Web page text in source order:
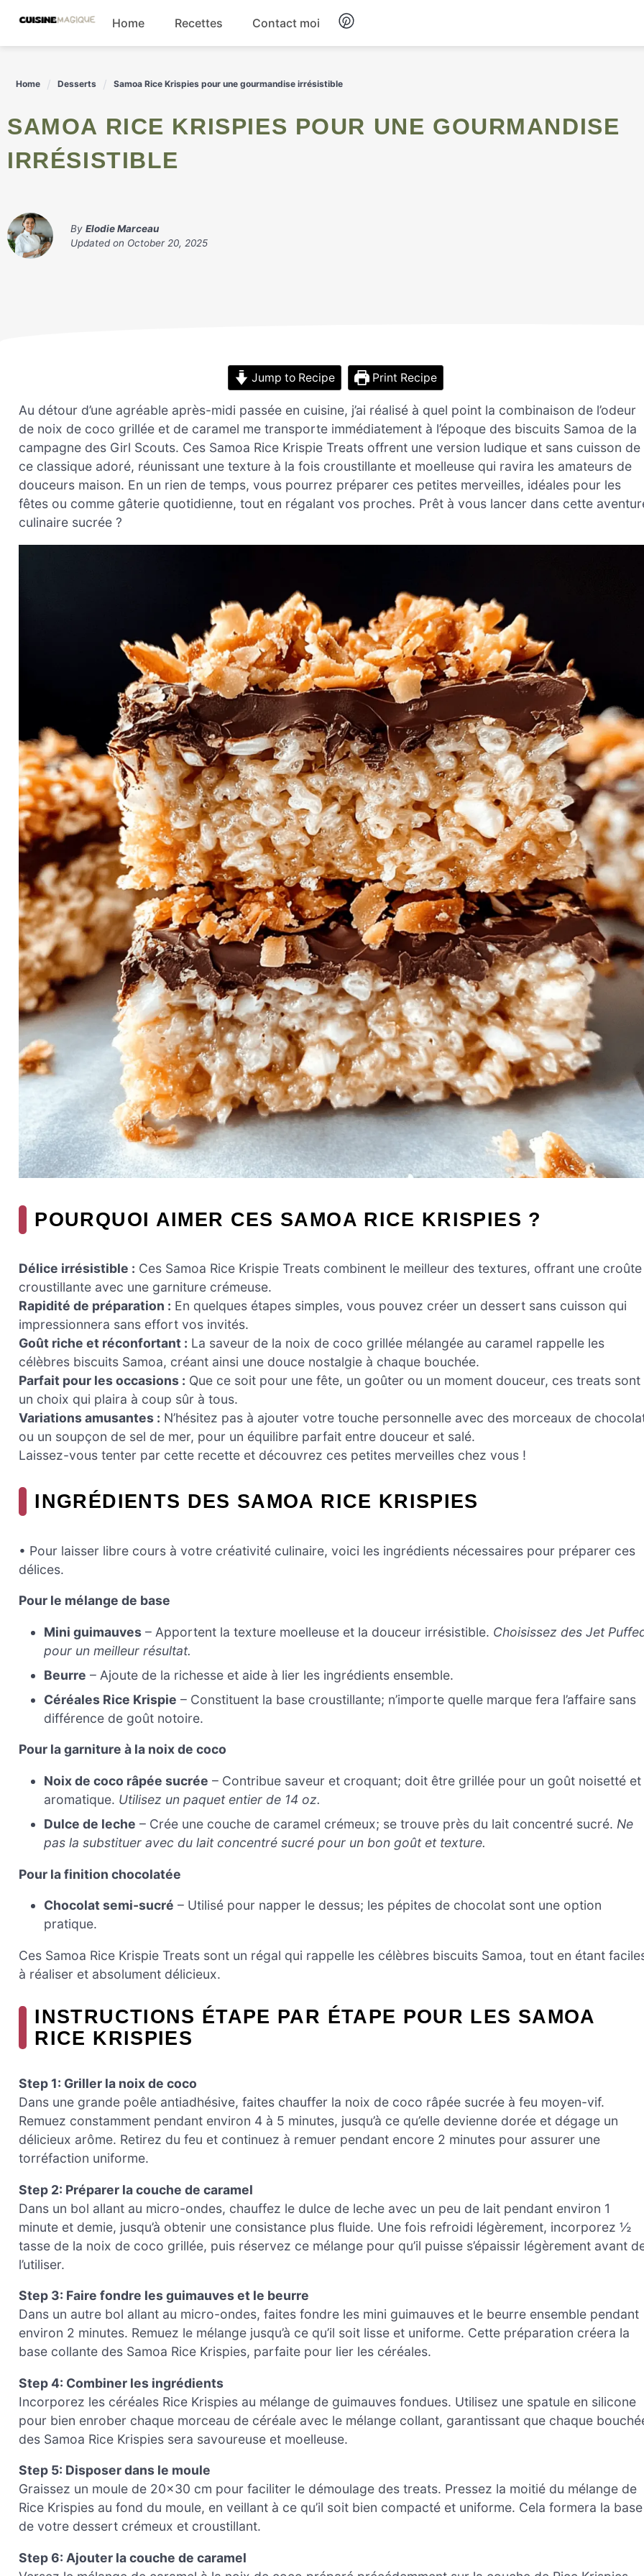
content
Home Recettes Contact moi
Home Desserts Samoa Rice Krispies pour une gourmandise irrésistible
SAMOA RICE KRISPIES POUR UNE GOURMANDISE
IRRÉSISTIBLE
By Elodie Marceau
Updated on October 20, 2025
Jump to Recipe Print Recipe
Au détour d’une agréable après-midi passée en cuisine, j’ai réalisé à quel point la combinaison de l’odeur
de noix de coco grillée et de caramel me transporte immédiatement à l’époque des biscuits Samoa de la
campagne des Girl Scouts. Ces Samoa Rice Krispie Treats offrent une version ludique et sans cuisson de
ce classique adoré, réunissant une texture à la fois croustillante et moelleuse qui ravira les amateurs de
douceurs maison. En un rien de temps, vous pourrez préparer ces petites merveilles, idéales pour les
fêtes ou comme gâterie quotidienne, tout en régalant vos proches. Prêt à vous lancer dans cette
culinaire sucrée ?
POURQUOI AIMER CES SAMOA RICE KRISPIES ?
Délice irrésistible : Ces Samoa Rice Krispie Treats combinent le meilleur des textures, offrant une croûte
croustillante avec une garniture crémeuse.
Rapidité de préparation : En quelques étapes simples, vous pouvez créer un dessert sans cuisson qui
impressionnera sans effort vos invités.
Goût riche et réconfortant : La saveur de la noix de coco grillée mélangée au caramel rappelle les
célèbres biscuits Samoa, créant ainsi une douce nostalgie à chaque bouchée.
Parfait pour les occasions : Que ce soit pour une fête, un goûter ou un moment douceur, ces treats sont
un choix qui plaira à coup sûr à tous.
Variations amusantes : N’hésitez pas à ajouter votre touche personnelle avec des morceaux de
ou un soupçon de sel de mer, pour un équilibre parfait entre douceur et salé.
Laissez-vous tenter par cette recette et découvrez ces petites merveilles chez vous !
INGRÉDIENTS DES SAMOA RICE KRISPIES
• Pour laisser libre cours à votre créativité culinaire, voici les ingrédients nécessaires pour préparer ces
délices.
Pour le mélange de base
Mini guimauves – Apportent la texture moelleuse et la douceur irrésistible. Choisissez des Jet
pour un meilleur résultat.
Beurre – Ajoute de la richesse et aide à lier les ingrédients ensemble.
Céréales Rice Krispie – Constituent la base croustillante; n’importe quelle marque fera l’affaire sans
différence de goût notoire.
Pour la garniture à la noix de coco
Noix de coco râpée sucrée – Contribue saveur et croquant; doit être grillée pour un goût noisetté et
aromatique. Utilisez un paquet entier de 14 oz.
Dulce de leche – Crée une couche de caramel crémeux; se trouve près du lait concentré sucré. Ne
pas la substituer avec du lait concentré sucré pour un bon goût et texture.
Pour la finition chocolatée
Chocolat semi-sucré – Utilisé pour napper le dessus; les pépites de chocolat sont une option
pratique.
Ces Samoa Rice Krispie Treats sont un régal qui rappelle les célèbres biscuits Samoa, tout en étant
à réaliser et absolument délicieux.
INSTRUCTIONS ÉTAPE PAR ÉTAPE POUR LES SAMOA
RICE KRISPIES
Step 1: Griller la noix de coco
Dans une grande poêle antiadhésive, faites chauffer la noix de coco râpée sucrée à feu moyen-vif.
Remuez constamment pendant environ 4 à 5 minutes, jusqu’à ce qu’elle devienne dorée et dégage un
délicieux arôme. Retirez du feu et continuez à remuer pendant encore 2 minutes pour assurer une
torréfaction uniforme.
Step 2: Préparer la couche de caramel
Dans un bol allant au micro-ondes, chauffez le dulce de leche avec un peu de lait pendant environ 1
minute et demie, jusqu’à obtenir une consistance plus fluide. Une fois refroidi légèrement, incorporez ½
tasse de la noix de coco grillée, puis réservez ce mélange pour qu’il puisse s’épaissir légèrement avant
l’utiliser.
Step 3: Faire fondre les guimauves et le beurre
Dans un autre bol allant au micro-ondes, faites fondre les mini guimauves et le beurre ensemble pendant
environ 2 minutes. Remuez le mélange jusqu’à ce qu’il soit lisse et uniforme. Cette préparation créera la
base collante des Samoa Rice Krispies, parfaite pour lier les céréales.
Step 4: Combiner les ingrédients
Incorporez les céréales Rice Krispies au mélange de guimauves fondues. Utilisez une spatule en silicone
pour bien enrober chaque morceau de céréale avec le mélange collant, garantissant que chaque
des Samoa Rice Krispies sera savoureuse et moelleuse.
Step 5: Disposer dans le moule
Graissez un moule de 20×30 cm pour faciliter le démoulage des treats. Pressez la moitié du mélange de
Rice Krispies au fond du moule, en veillant à ce qu’il soit bien compacté et uniforme. Cela formera la base
de votre dessert crémeux et croustillant.
Step 6: Ajouter la couche de caramel